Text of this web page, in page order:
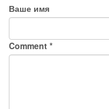
Ваше имя
Comment *